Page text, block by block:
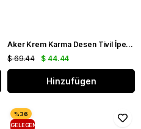
Aker Krem Karma Desen Tivil İpek Eşarp 8808713 - 913
$ 44.44
$ 69.44
Hinzufügen
GELEGENHEIT